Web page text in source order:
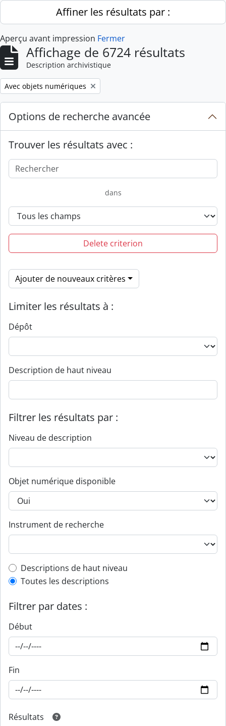
Skip to main contentAffiner les résultats par :
Aperçu avant impression Fermer
Affichage de 6724 résultats
Description archivistique
Remove filter:
Avec objets numériques
Options de recherche avancée
Trouver les résultats avec :
dans
Delete criterion
Ajouter de nouveaux critères
Limiter les résultats à :
Dépôt
Description de haut niveau
Filtrer les résultats par :
Niveau de description
Objet numérique disponible
Instrument de recherche
Top-level description filter
Descriptions de haut niveau
Toutes les descriptions
Filtrer par dates :
Début
Fin
Résultats